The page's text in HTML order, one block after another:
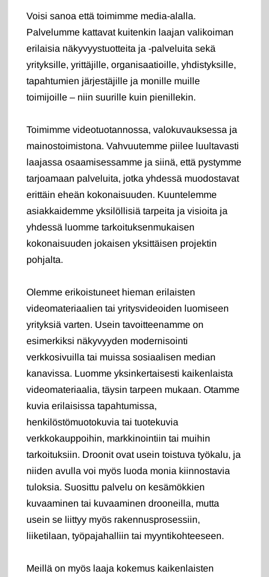
Voisi sanoa että toimimme media-alalla.
Palvelumme kattavat kuitenkin laajan valikoiman
erilaisia näkyvyystuotteita ja -palveluita sekä
yrityksille, yrittäjille, organisaatioille, yhdistyksille,
tapahtumien järjestäjille ja monille muille
toimijoille – niin suurille kuin pienillekin.
Toimimme videotuotannossa, valokuvauksessa ja
mainostoimistona. Vahvuutemme piilee luultavasti
laajassa osaamisessamme ja siinä, että pystymme
tarjoamaan palveluita, jotka yhdessä muodostavat
erittäin eheän kokonaisuuden. Kuuntelemme
asiakkaidemme yksilöllisiä tarpeita ja visioita ja
yhdessä luomme tarkoituksenmukaisen
kokonaisuuden jokaisen yksittäisen projektin
pohjalta.
Olemme erikoistuneet hieman erilaisten
videomateriaalien tai yritysvideoiden luomiseen
yrityksiä varten. Usein tavoitteenamme on
esimerkiksi näkyvyyden modernisointi
verkkosivuilla tai muissa sosiaalisen median
kanavissa. Luomme yksinkertaisesti kaikenlaista
videomateriaalia, täysin tarpeen mukaan. Otamme
kuvia erilaisissa tapahtumissa,
henkilöstömuotokuvia tai tuotekuvia
verkkokauppoihin, markkinointiin tai muihin
tarkoituksiin. Droonit ovat usein toistuva työkalu, ja
niiden avulla voi myös luoda monia kiinnostavia
tuloksia. Suosittu palvelu on kesämökkien
kuvaaminen tai kuvaaminen drooneilla, mutta
usein se liittyy myös rakennusprosessiin,
liiketilaan, työpajahalliin tai myyntikohteeseen.
Meillä on myös laaja kokemus kaikenlaisten